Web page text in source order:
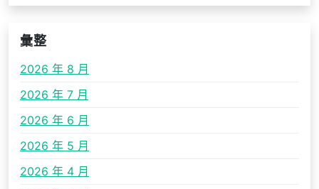
彙整
2026 年 8 月
2026 年 7 月
2026 年 6 月
2026 年 5 月
2026 年 4 月